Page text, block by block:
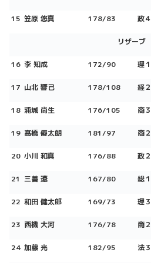
15 笠原 悠真 178/83 政４
リザーブ
16 李 知成 172/90 理１
17 山北 響己 178/108 経２
18 浦城 尚生 176/105 商３
19 髙橋 優太朗 181/97 商２
20 小川 和真 176/88 政２
21 三善 遼 167/80 総１
22 和田 健太郎 169/73 理３
23 西機 大河 176/78 商２
24 加藤 光 182/95 法３